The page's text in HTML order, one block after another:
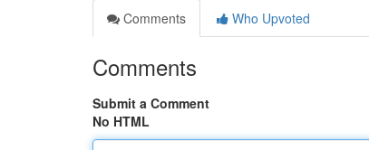
Comments
Who Upvoted
Comments
Submit a Comment
No HTML